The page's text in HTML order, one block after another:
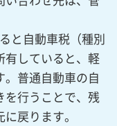
と自動車税（種別
有していると、軽
普通自動車の自
を行うことで、残
戻ります。